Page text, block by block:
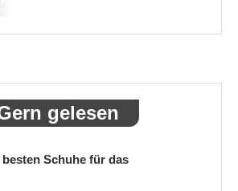
gelesen
Schuhe für das